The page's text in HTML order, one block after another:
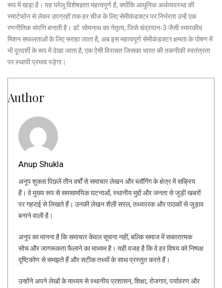
रूप में खड़ा है। यह घरेलू विशेषज्ञता महत्वपूर्ण है, क्योंकि आधुनिक अर्थव्यवस्था की
स्मार्टफोन से लेकर उपग्रहों तक हर चीज के लिए सेमीकंडक्टर पर निर्भरता उन्हें एक
रणनीतिक संपत्ति बनाती है। डॉ. सोमनाथ का नेतृत्व, जिसे चंद्रयान-3 जैसी स्मारकीय
मिशन सफलताओं के लिए सराहा जाता है, अब इस महत्वपूर्ण सेमीकंडक्टर क्षमता के पोषण में
भी दूरदर्शी के रूप में देखा जाता है, एक ऐसी विरासत जिसका भारत की तकनीकी स्वतंत्रता
पर स्थायी प्रभाव पड़ेगा।
Author
Anup Shukla
अनूप शुक्ला पिछले तीन वर्षों से समाचार लेखन और ब्लॉगिंग के क्षेत्र में सक्रिय
हैं। वे मुख्य रूप से समसामयिक घटनाओं, स्थानीय मुद्दों और जनता से जुड़ी खबरों
पर गहराई से लिखते हैं। उनकी लेखन शैली सरल, तथ्यपरक और पाठकों से जुड़ाव
बनाने वाली है।
अनूप का मानना है कि समाचार केवल सूचना नहीं, बल्कि समाज में सकारात्मक
सोच और जागरूकता फैलाने का माध्यम है। यही वजह है कि वे हर विषय को निष्पक्ष
दृष्टिकोण से समझते हैं और सटीक तथ्यों के साथ प्रस्तुत करते हैं।
उन्होंने अपने लेखों के माध्यम से स्थानीय प्रशासन, शिक्षा, रोजगार, पर्यावरण और